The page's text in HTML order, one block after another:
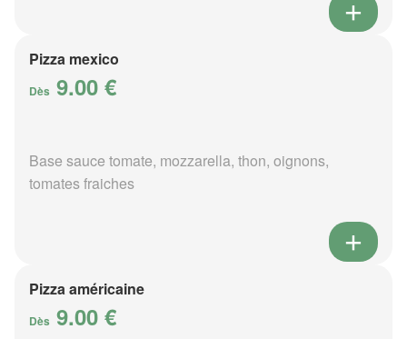
Pizza mexico
Dès 9.00 €
Base sauce tomate, mozzarella, thon, oignons,
tomates fraiches
Pizza américaine
Dès 9.00 €